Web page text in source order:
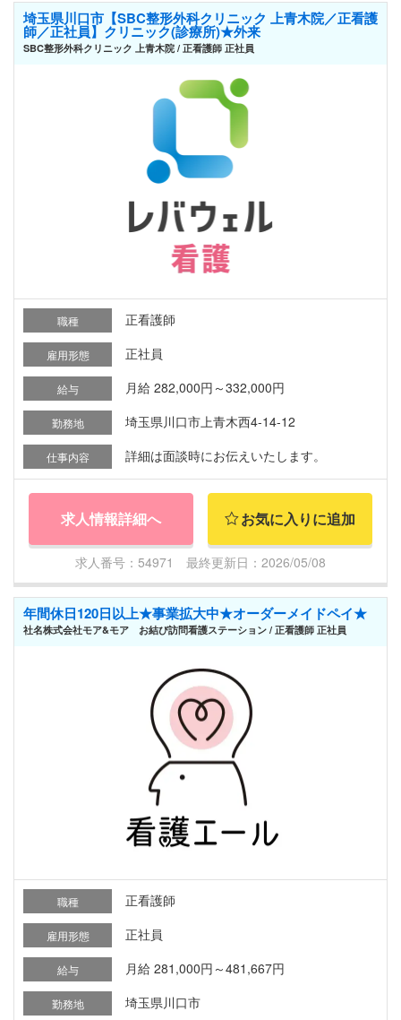
埼玉県川口市【SBC整形外科クリニック 上青木院／正看護
師／正社員】クリニック(診療所)★外来
SBC整形外科クリニック 上青木院 / 正看護師 正社員
職種 正看護師
雇用形態 正社員
給与 月給 282,000円～332,000円
勤務地 埼玉県川口市上青木西4-14-12
仕事内容 詳細は面談時にお伝えいたします。
求人情報詳細へ お気に入りに追加
求人番号：54971 最終更新日：2026/05/08
年間休日120日以上★事業拡大中★オーダーメイドペイ★
社名株式会社モア&モア お結び訪問看護ステーション / 正看護師 正社員
職種 正看護師
雇用形態 正社員
給与 月給 281,000円～481,667円
勤務地 埼玉県川口市